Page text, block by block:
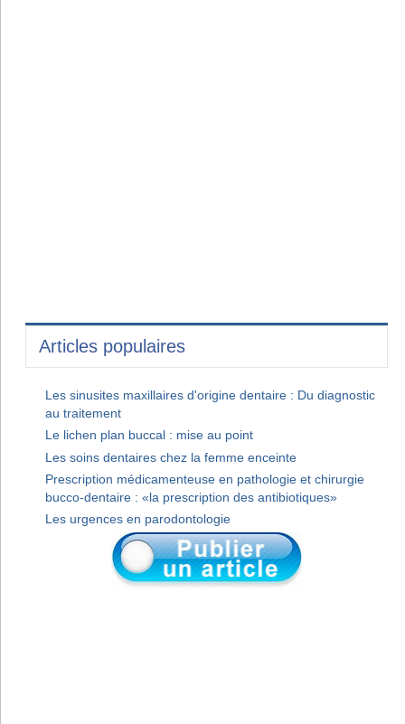
Articles populaires
Les sinusites maxillaires d'origine dentaire : Du diagnostic
au traitement
Le lichen plan buccal : mise au point
Les soins dentaires chez la femme enceinte
Prescription médicamenteuse en pathologie et chirurgie
bucco-dentaire : «la prescription des antibiotiques»
Les urgences en parodontologie